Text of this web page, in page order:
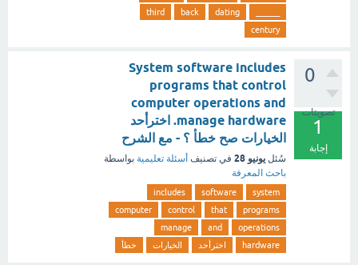
dating
back
third
century
0
تصويتات
1
إجابة
System software includes
programs that control
computer operations and
manage hardware. اخترأحد
الخيارات صح خطأ ؟ - مع الشرح
سُئل يونيو 28 في تصنيف أسئلة تعليمية بواسطة
باحث المعرفة
system
software
includes
programs
that
control
computer
operations
and
manage
hardware
اخترأحد الخيارات خطأ